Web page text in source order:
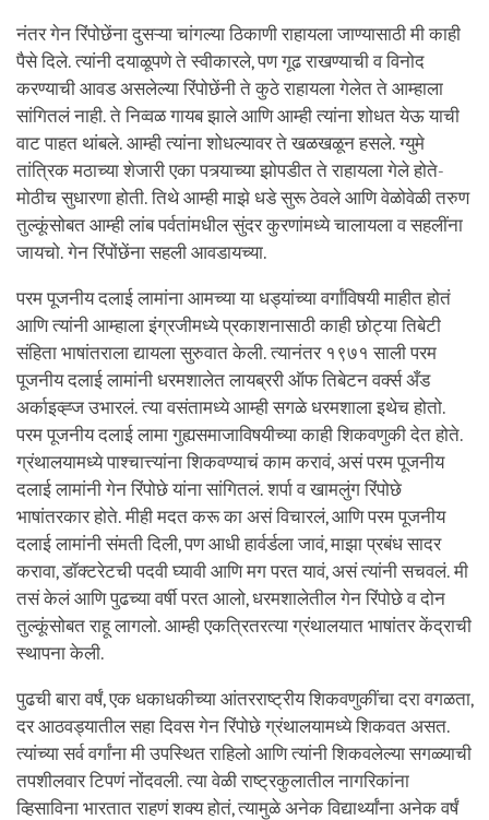
नंतर गेन रिंपोछेंना दुसऱ्या चांगल्या ठिकाणी राहायला जाण्यासाठी मी काही
पैसे दिले. त्यांनी दयाळूपणे ते स्वीकारले, पण गूढ राखण्याची व विनोद
करण्याची आवड असलेल्या रिंपोछेंनी ते कुठे राहायला गेलेत ते आम्हाला
सांगितलं नाही. ते निव्वळ गायब झाले आणि आम्ही त्यांना शोधत येऊ याची
वाट पाहत थांबले. आम्ही त्यांना शोधल्यावर ते खळखळून हसले. ग्युमे
तांत्रिक मठाच्या शेजारी एका पत्र्याच्या झोपडीत ते राहायला गेले होते-
मोठीच सुधारणा होती. तिथे आम्ही माझे धडे सुरू ठेवले आणि वेळोवेळी तरुण
तुल्कूंसोबत आम्ही लांब पर्वतांमधील सुंदर कुरणांमध्ये चालायला व सहलींना
जायचो. गेन रिंपोंछेंना सहली आवडायच्या.
परम पूजनीय दलाई लामांना आमच्या या धड्यांच्या वर्गांविषयी माहीत होतं
आणि त्यांनी आम्हाला इंग्रजीमध्ये प्रकाशनासाठी काही छोट्या तिबेटी
संहिता भाषांतराला द्यायला सुरुवात केली. त्यानंतर १९७१ साली परम
पूजनीय दलाई लामांनी धरमशालेत लायब्ररी ऑफ तिबेटन वर्क्स अँड
अर्काइव्ह्ज उभारलं. त्या वसंतामध्ये आम्ही सगळे धरमशाला इथेच होतो.
परम पूजनीय दलाई लामा गुह्यसमाजाविषयीच्या काही शिकवणुकी देत होते.
ग्रंथालयामध्ये पाश्चात्त्यांना शिकवण्याचं काम करावं, असं परम पूजनीय
दलाई लामांनी गेन रिंपोछे यांना सांगितलं. शर्पा व खामलुंग रिंपोछे
भाषांतरकार होते. मीही मदत करू का असं विचारलं, आणि परम पूजनीय
दलाई लामांनी संमती दिली, पण आधी हार्वर्डला जावं, माझा प्रबंध सादर
करावा, डॉक्टरेटची पदवी घ्यावी आणि मग परत यावं, असं त्यांनी सचवलं. मी
तसं केलं आणि पुढच्या वर्षी परत आलो, धरमशालेतील गेन रिंपोछे व दोन
तुल्कूंसोबत राहू लागलो. आम्ही एकत्रितरत्या ग्रंथालयात भाषांतर केंद्राची
स्थापना केली.
पुढची बारा वर्षं, एक धकाधकीच्या आंतरराष्ट्रीय शिकवणुकींचा दरा वगळता,
दर आठवड्यातील सहा दिवस गेन रिंपोछे ग्रंथालयामध्ये शिकवत असत.
त्यांच्या सर्व वर्गांना मी उपस्थित राहिलो आणि त्यांनी शिकवलेल्या सगळ्याची
तपशीलवार टिपणं नोंदवली. त्या वेळी राष्ट्रकुलातील नागरिकांना
व्हिसाविना भारतात राहणं शक्य होतं, त्यामुळे अनेक विद्यार्थ्यांना अनेक वर्षं